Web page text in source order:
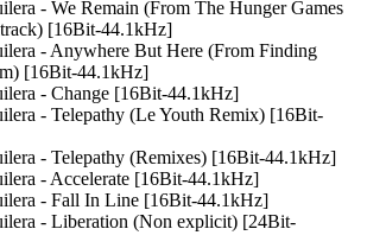
- We Remain (From The Hunger Games
[16Bit-44.1kHz]
- Anywhere But Here (From Finding
[16Bit-44.1kHz]
- Change [16Bit-44.1kHz]
- Telepathy (Le Youth Remix) [16Bit-
- Telepathy (Remixes) [16Bit-44.1kHz]
- Accelerate [16Bit-44.1kHz]
- Fall In Line [16Bit-44.1kHz]
- Liberation (Non explicit) [24Bit-